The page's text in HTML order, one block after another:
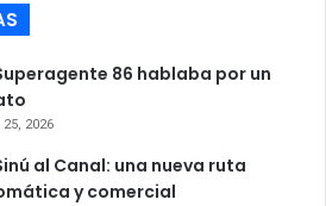
86 hablaba por un
2026
al Canal: una nueva ruta
y comercial